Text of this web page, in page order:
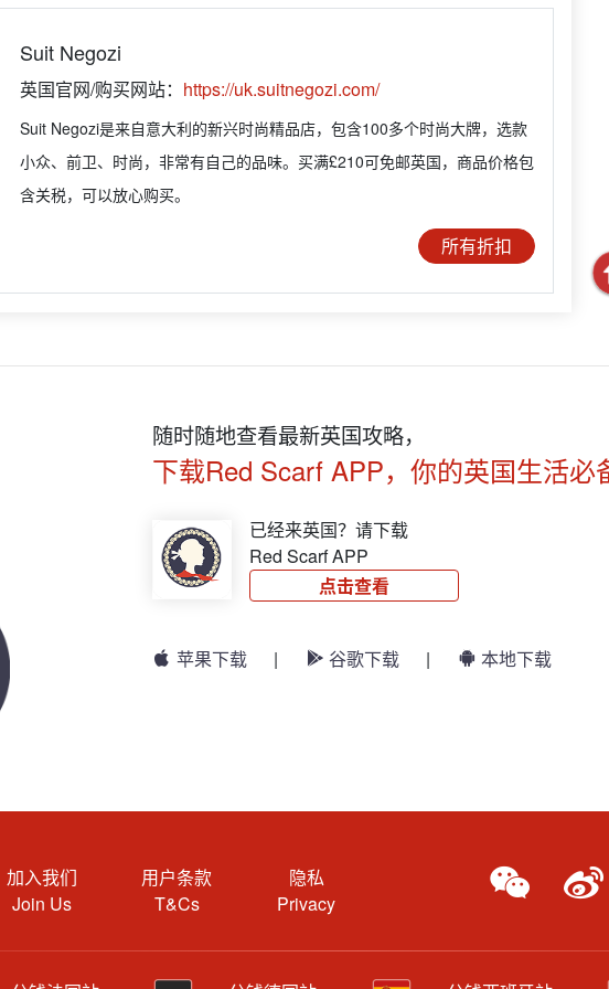
Suit Negozi
英国官网/购买网站： https://uk.suitnegozi.com/
Suit Negozi是来自意大利的新兴时尚精品店，包含100多个时尚大牌，选款
小众、前卫、时尚，非常有自己的品味。买满£210可免邮英国，商品价格包
含关税，可以放心购买。
所有折扣
随时随地查看最新英国攻略，
下载Red Scarf APP，你的英国生活必
已经来英国？请下载
Red Scarf APP
点击查看
苹果下载 | 谷歌下载 | 本地下载
加入我们
Join Us
用户条款
T&Cs
隐私
Privacy